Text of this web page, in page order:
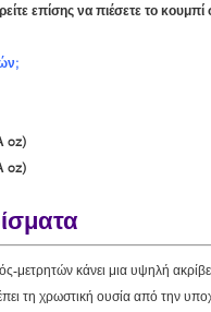
επίσης να πιέσετε το
oz)
oz)
μετρητών κάνει μια υψηλή
τη χρωστική ουσία από την